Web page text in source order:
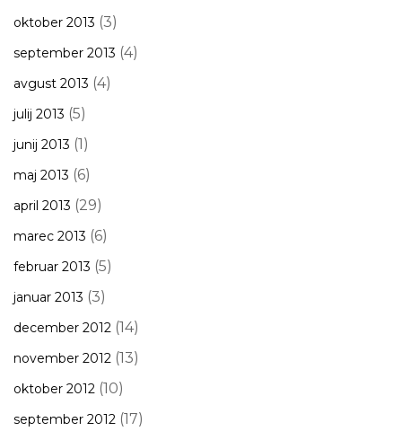
oktober 2013 (3)
september 2013 (4)
avgust 2013 (4)
julij 2013 (5)
junij 2013 (1)
maj 2013 (6)
april 2013 (29)
marec 2013 (6)
februar 2013 (5)
januar 2013 (3)
december 2012 (14)
november 2012 (13)
oktober 2012 (10)
september 2012 (17)